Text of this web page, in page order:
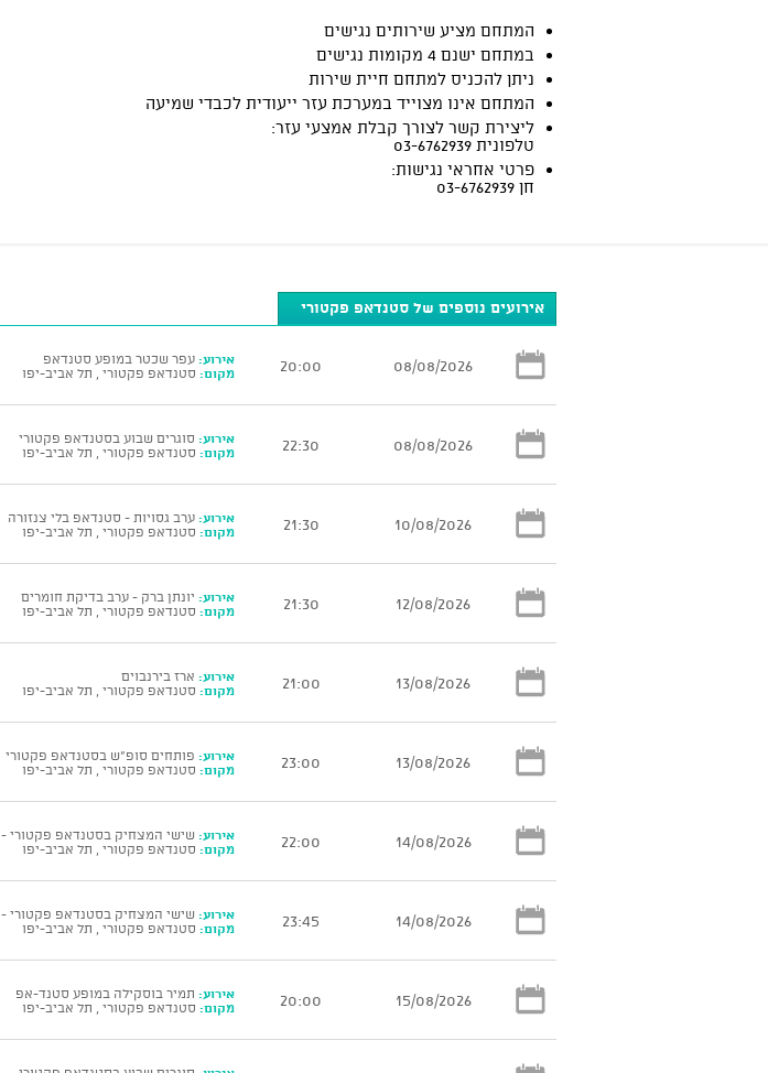
המתחם מציע שירותים נגישים
במתחם ישנם 4 מקומות נגישים
ניתן להכניס למתחם חיית שירות
המתחם אינו מצוייד במערכת עזר ייעודית לכבדי שמיעה
ליצירת קשר לצורך קבלת אמצעי עזר:
טלפונית 03-6762939
פרטי אחראי נגישות:
חן 03-6762939
אירועים נוספים של סטנדאפ פקטורי
08/08/2026
20:00 אירוע: עפר שכטר במופע סטנדאפ
מקום: סטנדאפ פקטורי , תל אביב-יפו
08/08/2026
22:30 אירוע: סוגרים שבוע בסטנדאפ פקטורי
מקום: סטנדאפ פקטורי , תל אביב-יפו
10/08/2026
21:30 אירוע: ערב גסויות - סטנדאפ בלי צנזורה
מקום: סטנדאפ פקטורי , תל אביב-יפו
12/08/2026
21:30 אירוע: יונתן ברק - ערב בדיקת חומרים
מקום: סטנדאפ פקטורי , תל אביב-יפו
13/08/2026
21:00 אירוע: ארז בירנבוים
מקום: סטנדאפ פקטורי , תל אביב-יפו
13/08/2026
23:00 אירוע: פותחים סופ"ש בסטנדאפ פקטורי
מקום: סטנדאפ פקטורי , תל אביב-יפו
14/08/2026
22:00 אירוע: שישי המצחיק בסטנדאפ פקטורי - 22:00
מקום: סטנדאפ פקטורי , תל אביב-יפו
14/08/2026
23:45 אירוע: שישי המצחיק בסטנדאפ פקטורי - 00:15
מקום: סטנדאפ פקטורי , תל אביב-יפו
15/08/2026
20:00 אירוע: תמיר בוסקילה במופע סטנד-אפ
מקום: סטנדאפ פקטורי , תל אביב-יפו